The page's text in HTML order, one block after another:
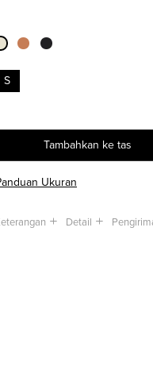
S
Tambahkan ke tas
Ukuran
Detail